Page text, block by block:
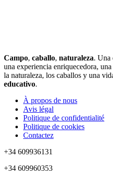
Campo, caballo, naturaleza. Una
una experiencia enriquecedora,
la naturaleza, los caballos y una
educativo.
À propos de nous
Avis légal
Politique de confidentialité
Politique de cookies
Contactez
+34 609936131
+34 609960353